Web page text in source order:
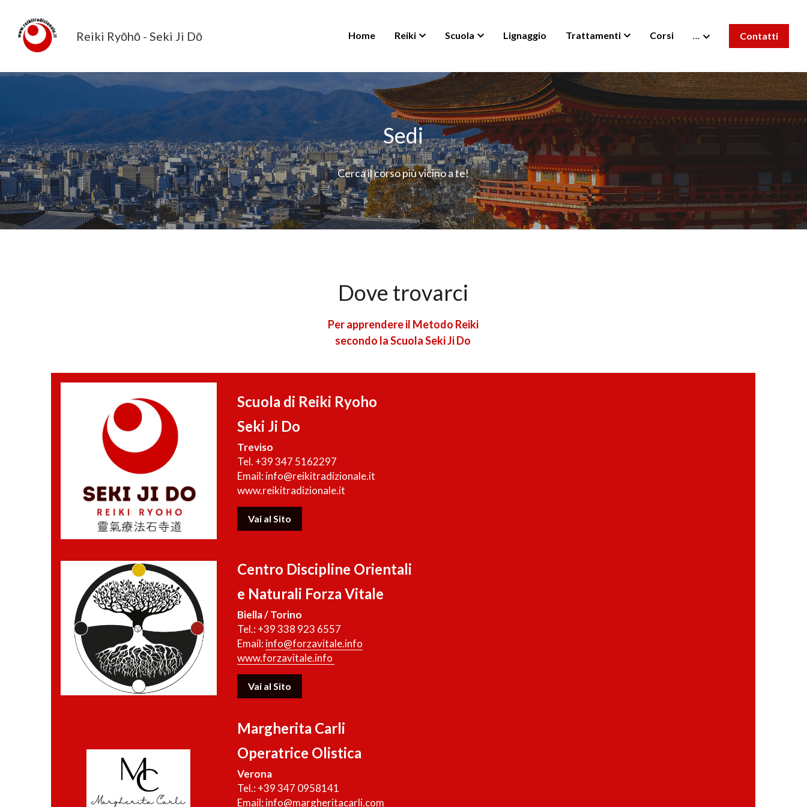
Reiki Ryōhō - Seki Ji Dō Home Reiki Scuola Lignaggio Trattamenti Corsi … Contatti
Sedi
Cerca il corso più vicino a te!
Dove trovarci
Per apprendere il Metodo Reiki
secondo la Scuola Seki Ji Do
Scuola di Reiki Ryoho
Seki Ji Do
Treviso
Tel. +39 347 5162297
Email: info@reikitradizionale.it
www.reikitradizionale.it
Vai al Sito
Centro Discipline Orientali
e Naturali Forza Vitale
Biella / Torino
Tel.: +39 338 923 6557
Email: info@forzavitale.info
www.forzavitale.info
Vai al Sito
Margherita Carli
Operatrice Olistica
Verona
Tel.: +39 347 0958141
Email: info@margheritacarli.com